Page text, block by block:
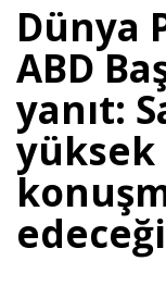
Dünya
ABD
yanıt:
yüksek